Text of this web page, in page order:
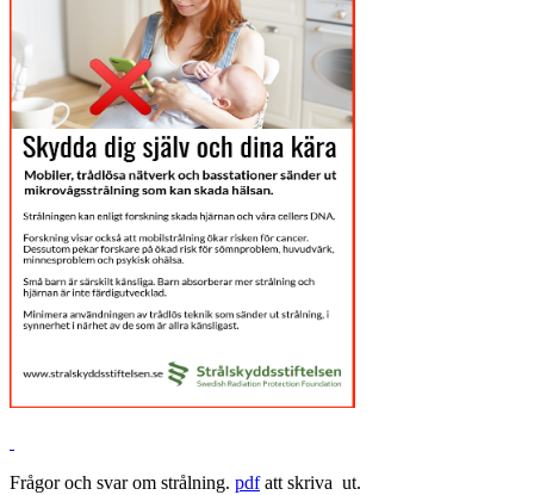
Frågor och svar om strålning. pdfatt skriva ut.